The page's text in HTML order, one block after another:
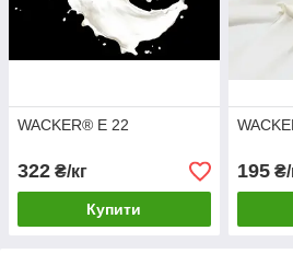
WACKER® E 22
322 ₴/кг
Купити
195₴/